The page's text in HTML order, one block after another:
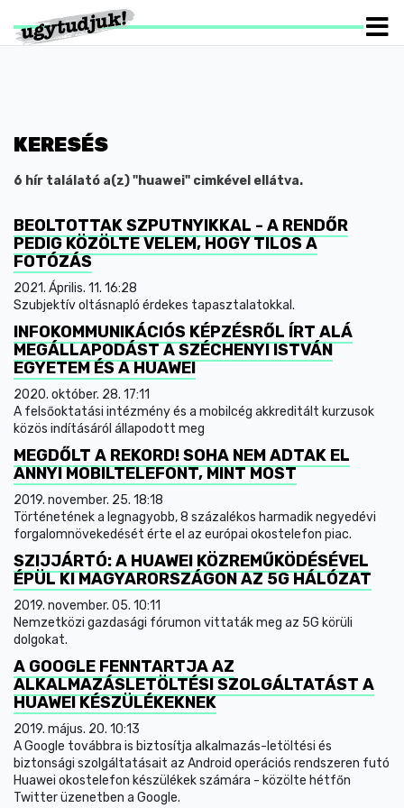
KERESÉS
6 hír találató a(z) "huawei" cimkével ellátva.
BEOLTOTTAK SZPUTNYIKKAL - A RENDŐR
PEDIG KÖZÖLTE VELEM, HOGY TILOS A
FOTÓZÁS
2021. Április. 11. 16:28
Szubjektív oltásnapló érdekes tapasztalatokkal.
INFOKOMMUNIKÁCIÓS KÉPZÉSRŐL ÍRT ALÁ
MEGÁLLAPODÁST A SZÉCHENYI ISTVÁN
EGYETEM ÉS A HUAWEI
2020. október. 28. 17:11
A felsőoktatási intézmény és a mobilcég akkreditált kurzusok
közös indításáról állapodott meg
MEGDŐLT A REKORD! SOHA NEM ADTAK EL
ANNYI MOBILTELEFONT, MINT MOST
2019. november. 25. 18:18
Történetének a legnagyobb, 8 százalékos harmadik negyedévi
forgalomnövekedését érte el az európai okostelefon piac.
SZIJJÁRTÓ: A HUAWEI KÖZREMŰKÖDÉSÉVEL
ÉPÜL KI MAGYARORSZÁGON AZ 5G HÁLÓZAT
2019. november. 05. 10:11
Nemzetközi gazdasági fórumon vittaták meg az 5G körüli
dolgokat.
A GOOGLE FENNTARTJA AZ
ALKALMAZÁSLETÖLTÉSI SZOLGÁLTATÁST A
HUAWEI KÉSZÜLÉKEKNEK
2019. május. 20. 10:13
A Google továbbra is biztosítja alkalmazás-letöltési és
biztonsági szolgáltatásait az Android operációs rendszeren futó
Huawei okostelefon készülékek számára - közölte hétfőn
Twitter üzenetben a Google.